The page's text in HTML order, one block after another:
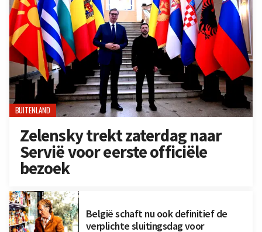
BUITENLAND
Zelensky trekt zaterdag naar
Servië voor eerste officiële
bezoek
België schaft nu ook definitief de
verplichte sluitingsdag voor